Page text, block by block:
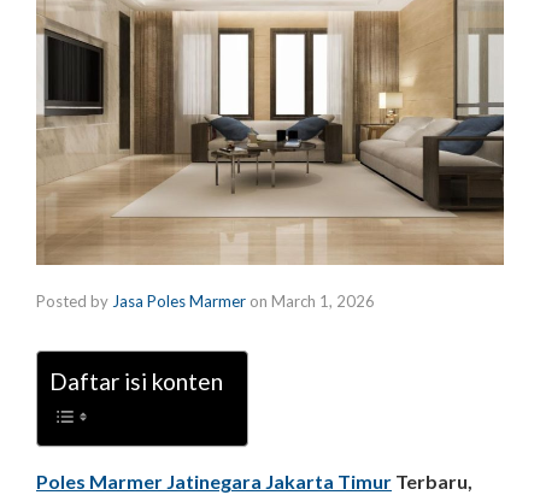
Posted by Jasa Poles Marmer on March 1, 2026
Daftar isi konten
Poles Marmer Jatinegara Jakarta Timur Terbaru,